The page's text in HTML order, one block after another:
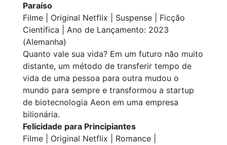
Paraíso
Filme | Original Netflix | Suspense | Ficção
Científica | Ano de Lançamento: 2023
(Alemanha)
Quanto vale sua vida? Em um futuro não muito
distante, um método de transferir tempo de
vida de uma pessoa para outra mudou o
mundo para sempre e transformou a startup
de biotecnologia Aeon em uma empresa
bilionária.
Felicidade para Principiantes
Filme | Original Netflix | Romance |